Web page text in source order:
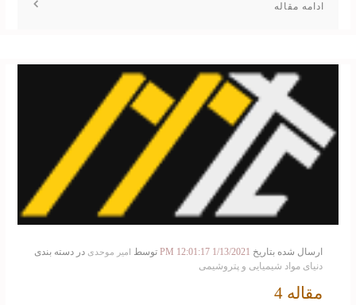
ادامه مقاله
ارسال شده بتاریخ 1/13/2021 12:01:17 PM توسط امیر موحدی در دسته بندی
دنیای مواد شیمیایی و پتروشیمی
مقاله 4